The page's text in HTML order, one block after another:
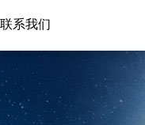
联系我们